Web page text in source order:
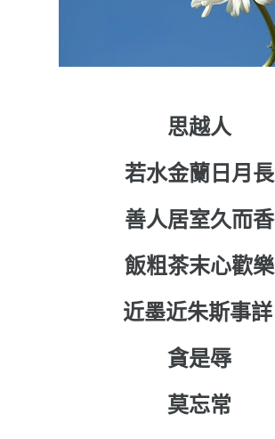
思越人
若水金蘭日月長
善人居室久而香
飯粗茶末心歡樂
近墨近朱斯事詳
貪是辱
莫忘常